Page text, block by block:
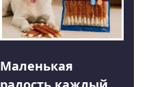
Маленькая